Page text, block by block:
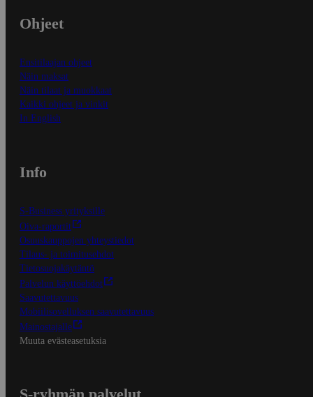
Ohjeet
Ensitilaajan ohjeet
Näin maksat
Näin tilaat ja muokkaat
Kaikki ohjeet ja vinkit
In English
Info
S-Business yrityksille
Oiva-raportit
Osuuskauppojen yhteystiedot
Tilaus- ja toimitusehdot
Tietosuojakäytäntö
Palvelun käyttöehdot
Saavutettavuus
Mobiilisovelluksen saavutettavuus
Mainostajalle
Muuta evästeasetuksia